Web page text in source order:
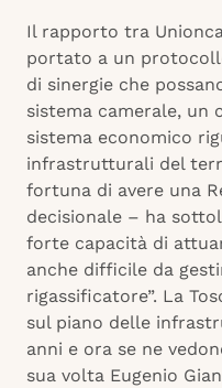
Il rapporto tra
portato a un
di sinergie che
sistema camerale, un
sistema economico
infrastrutturali del
fortuna di avere una
decisionale – ha
forte capacità di
anche difficile da
rigassificatore”. La
sul piano delle
anni e ora se ne
sua volta Eugenio